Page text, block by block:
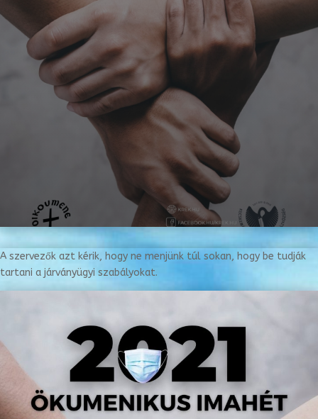
A szervezők azt kérik, hogy ne menjünk túl sokan, hogy be tudják
tartani a járványügyi szabályokat.